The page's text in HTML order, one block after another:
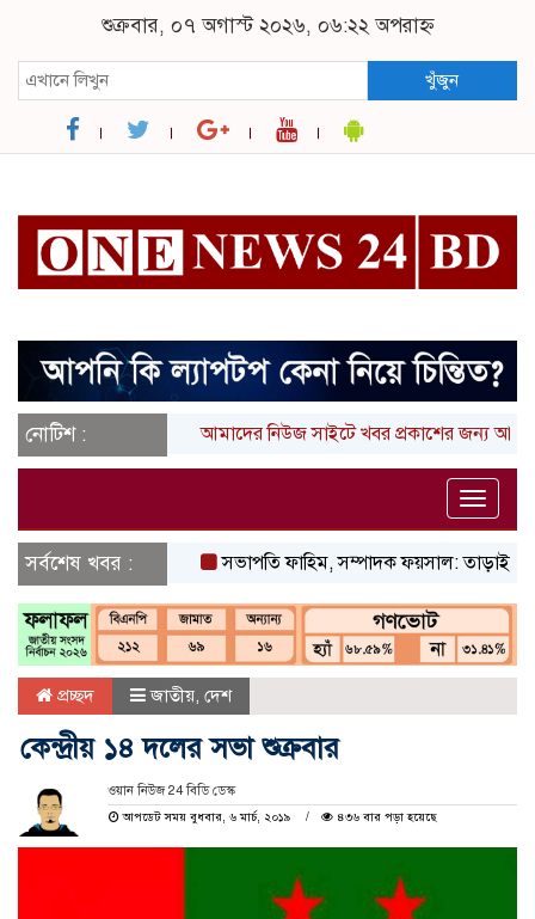
শুক্রবার, ০৭ অগাস্ট ২০২৬, ০৬:২২ অপরাহ্ন
খুঁজুন
নোটিশ : আমাদের নিউজ সাইটে খবর প্রকাশের জন্য আপনার
Toggle
সর্বশেষ খবর :
সভাপতি ফাহিম, সম্পাদক ফয়সাল: তাড়াইলে
প্রচ্ছদ জাতীয়, দেশ
কেন্দ্রীয় ১৪ দলের সভা শুক্রবার
ওয়ান নিউজ 24 বিডি ডেস্ক
আপডেট সময় বুধবার, ৬ মার্চ, ২০১৯
৪৩৬ বার পড়া হয়েছে